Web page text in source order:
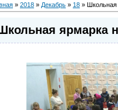
» 2018 » Декабрь » 18 » Школьная
ярмарка